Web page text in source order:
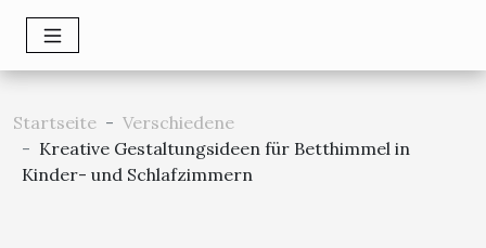
Startseite
Verschiedene
Kreative Gestaltungsideen für Betthimmel in
Kinder- und Schlafzimmern